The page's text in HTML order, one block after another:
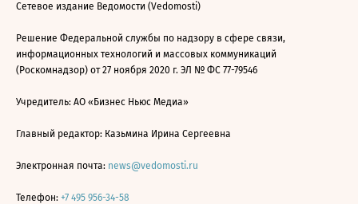
Сетевое издание Ведомости (Vedomosti)
Решение Федеральной службы по надзору в сфере связи,
информационных технологий и массовых коммуникаций
(Роскомнадзор) от 27 ноября 2020 г. ЭЛ № ФС 77-79546
Учредитель: АО «Бизнес Ньюс Медиа»
Главный редактор: Казьмина Ирина Сергеевна
Электронная почта: news@vedomosti.ru
Телефон: +7 495 956-34-58